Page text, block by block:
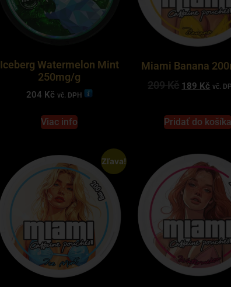
Iceberg Watermelon Mint
250mg/g
204 Kč vč. DPH
Viac info
Miami Banana
209Kč 189 Kč vč.
Pridať do košíka
Zľava!